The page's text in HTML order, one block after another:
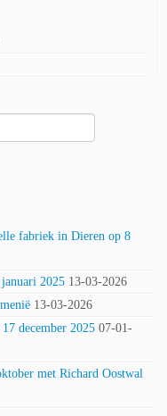
fabriek in Dieren op 8
2025 13-03-2026
13-03-2026
december 2025 07-01-
met Richard Oostwal